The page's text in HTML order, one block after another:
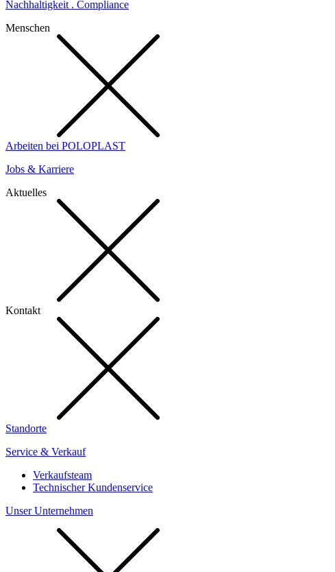
Nachhaltigkeit . Compliance
Menschen
Arbeiten bei POLOPLAST
Jobs & Karriere
Aktuelles
Kontakt
Standorte
Service & Verkauf
Verkaufsteam
Technischer Kundenservice
Unser Unternehmen